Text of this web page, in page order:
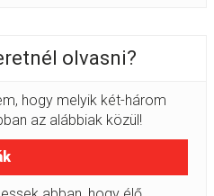
olvasni?
hogy melyik két-három
az alábbiak közül!